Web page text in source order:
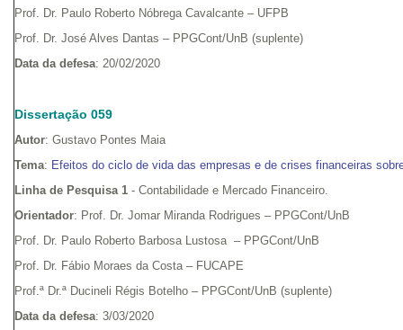
Prof. Dr. Paulo Roberto Nóbrega Cavalcante – UFPB
Prof. Dr. José Alves Dantas – PPGCont/UnB (suplente)
Data da defesa: 20/02/2020
Dissertação 059
Autor: Gustavo Pontes Maia
Tema: Efeitos do ciclo de vida das empresas e de crises financeiras
Linha de Pesquisa 1 - Contabilidade e Mercado Financeiro.
Orientador: Prof. Dr. Jomar Miranda Rodrigues – PPGCont/UnB
Prof. Dr. Paulo Roberto Barbosa Lustosa – PPGCont/UnB
Prof. Dr. Fábio Moraes da Costa – FUCAPE
Prof.ª Dr.ª Ducineli Régis Botelho – PPGCont/UnB (suplente)
Data da defesa: 3/03/2020